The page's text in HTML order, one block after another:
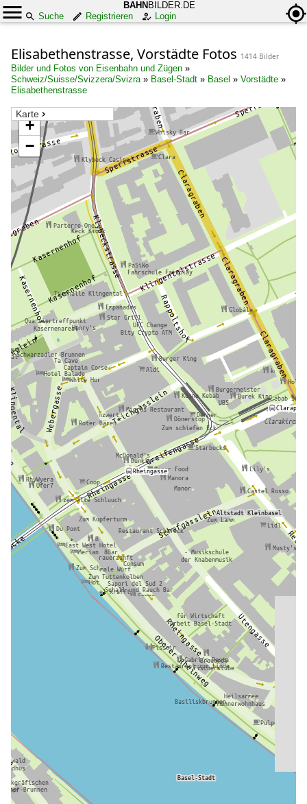
BAHN BILDER.DE
Suche
Registrieren Login
Elisabethenstrasse, Vorstädte Fotos 1414 Bilder
Bilder und Fotos von Eisenbahn und Zügen »
Schweiz/Suisse/Svizzera/Svizra» Basel-Stadt » Basel » Vorstädte »
Elisabethenstrasse
Karte
+
−